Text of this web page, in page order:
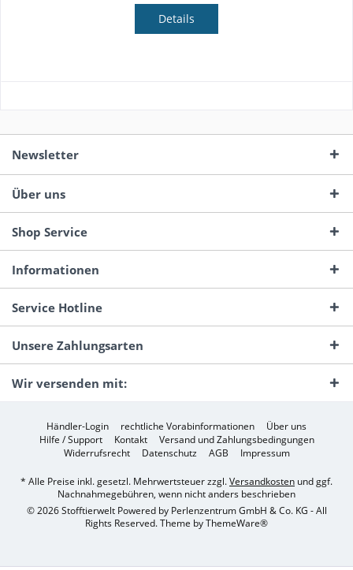
Details
Newsletter
Über uns
Shop Service
Informationen
Service Hotline
Unsere Zahlungsarten
Wir versenden mit:
Händler-Login rechtliche Vorabinformationen
Über uns
Hilfe / Support
Kontakt
Versand und Zahlungsbedingungen
Widerrufsrecht
Datenschutz AGB Impressum
* Alle Preise inkl. gesetzl. Mehrwertsteuer zzgl.Versandkosten und ggf.
Nachnahmegebühren, wenn nicht anders beschrieben
© 2026 Stofftierwelt Powered by Perlenzentrum GmbH & Co. KG - All
Rights Reserved. Theme byThemeWare®